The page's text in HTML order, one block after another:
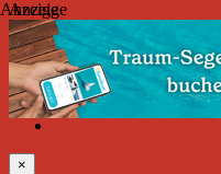
Donnerstag, August
Friend on Facebook
Search
×
Anzeige
Anzeige